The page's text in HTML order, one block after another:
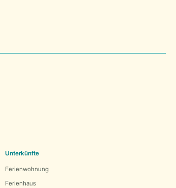
Unterkünfte
Ferienwohnung
Ferienhaus